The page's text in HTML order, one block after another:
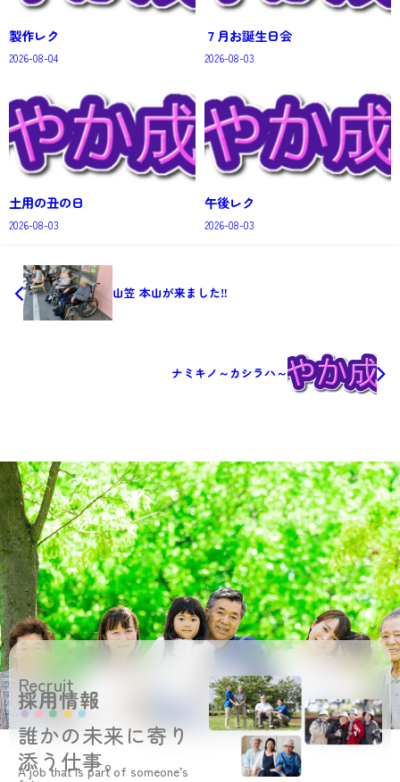
製作レク
2026-08-04
７月お誕生日会
2026-08-03
土用の丑の日
2026-08-03
午後レク
2026-08-03
山笠 本山が来ました‼
ナミキノ～カシラハ～
Recruit
採用情報
誰かの未来に寄り
添う仕事。
A job that is part of someone’s